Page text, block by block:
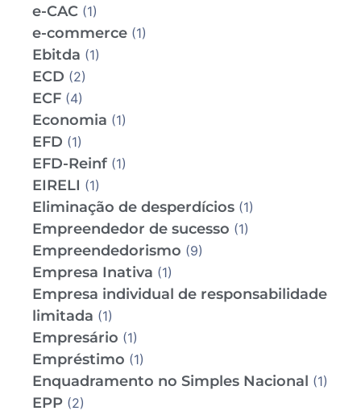
e-CAC (1)
e-commerce (1)
Ebitda (1)
ECD (2)
ECF (4)
Economia (1)
EFD (1)
EFD-Reinf (1)
EIRELI (1)
Eliminação de desperdícios (1)
Empreendedor de sucesso (1)
Empreendedorismo (9)
Empresa Inativa (1)
Empresa individual de responsabilidade
limitada (1)
Empresário (1)
Empréstimo (1)
Enquadramento no Simples Nacional (1)
EPP (2)